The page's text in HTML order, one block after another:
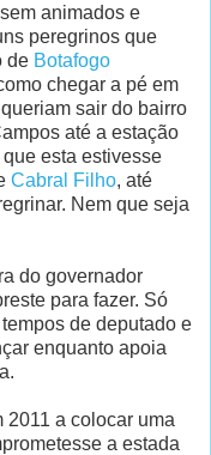
animados e
peregrinos que
de Botafogo
chegar a pé em
sair do bairro
até a estação
esta estivesse
Cabral Filho, até
Nem que seja
do governador
para fazer. Só
de deputado e
enquanto apoia
2011 a colocar uma
a estada